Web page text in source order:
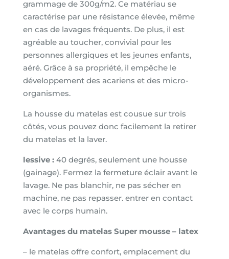
grammage de 300g/m2. Ce matériau se
caractérise par une résistance élevée, même
en cas de lavages fréquents. De plus, il est
agréable au toucher, convivial pour les
personnes allergiques et les jeunes enfants,
aéré. Grâce à sa propriété, il empêche le
développement des acariens et des micro-
organismes.
La housse du matelas est cousue sur trois
côtés, vous pouvez donc facilement la retirer
du matelas et la laver.
lessive : 40 degrés, seulement une housse
(gainage). Fermez la fermeture éclair avant le
lavage. Ne pas blanchir, ne pas sécher en
machine, ne pas repasser. entrer en contact
avec le corps humain.
Avantages du matelas Super mousse – latex
– le matelas offre confort, emplacement du